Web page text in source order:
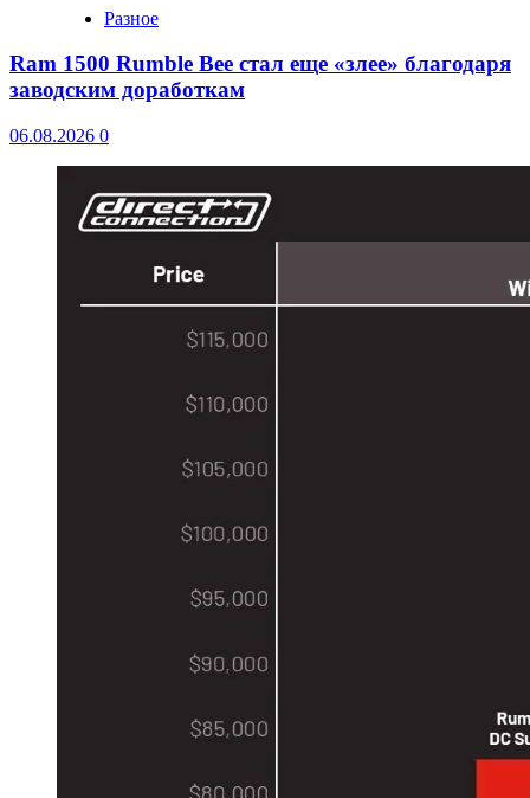
Разное
Ram 1500 Rumble Bee стал еще «злее» благодаря
заводским доработкам
06.08.2026 0